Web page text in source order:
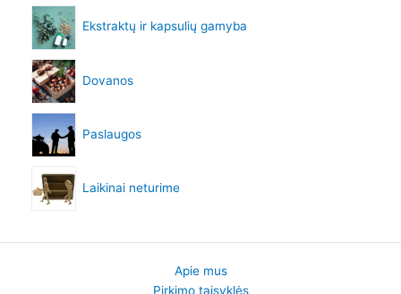
Ekstraktų ir kapsulių gamyba
Dovanos
Paslaugos
Laikinai neturime
Apie mus
Pirkimo taisyklės